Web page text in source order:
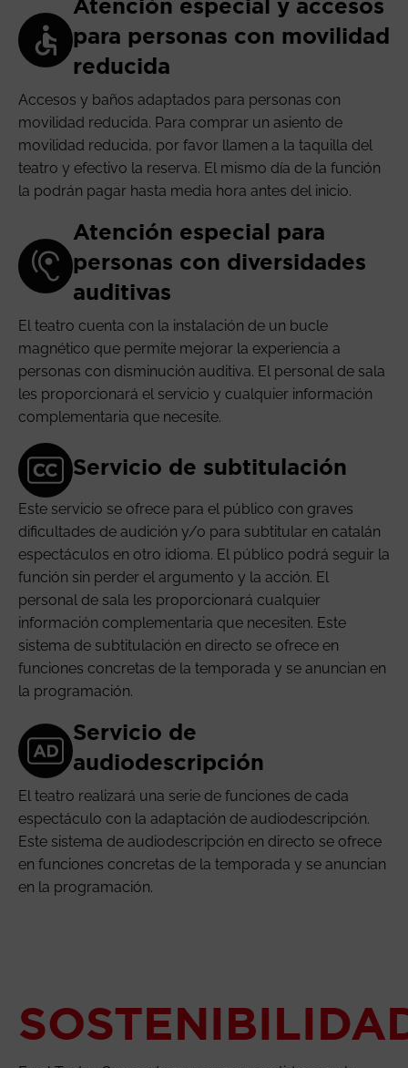
Atención especial y accesos
para personas con movilidad
reducida
Accesos y baños adaptados para personas con
movilidad reducida. Para comprar un asiento de
movilidad reducida, por favor llamen a la taquilla del
teatro y efectivo la reserva. El mismo día de la función
la podrán pagar hasta media hora antes del inicio.
Atención especial para
personas con diversidades
auditivas
El teatro cuenta con la instalación de un bucle
magnético que permite mejorar la experiencia a
personas con disminución auditiva. El personal de sala
les proporcionará el servicio y cualquier información
complementaria que necesite.
Servicio de subtitulación
Este servicio se ofrece para el público con graves
dificultades de audición y/o para subtitular en catalán
espectáculos en otro idioma. El público podrá seguir la
función sin perder el argumento y la acción. El
personal de sala les proporcionará cualquier
información complementaria que necesiten. Este
sistema de subtitulación en directo se ofrece en
funciones concretas de la temporada y se anuncian en
la programación.
Servicio de
audiodescripción
El teatro realizará una serie de funciones de cada
espectáculo con la adaptación de audiodescripción.
Este sistema de audiodescripción en directo se ofrece
en funciones concretas de la temporada y se anuncian
en la programación.